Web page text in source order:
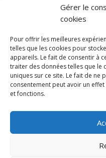
Gérer le
cookies
Pour offrir les meilleures
telles que les cookies pour
appareils. Le fait de consentir à
traiter des données telles que le
uniques sur ce site. Le fait de ne
consentement peut avoir un
et fonctions.
Diable électrique
Chariot
Politique de
Paiement sécurisé
© 2025 MNG SORARE.
affichés en euros et hors